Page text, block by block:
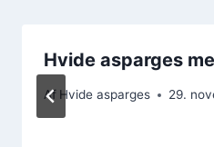
Hvide asparges
Af Hvide asparges 29.